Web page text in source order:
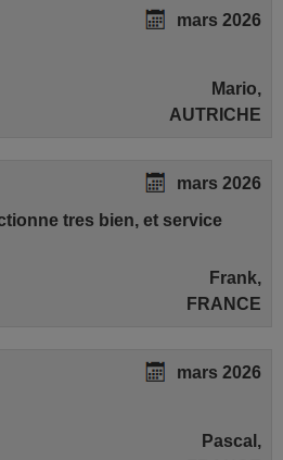
mars 2026
Mario,
AUTRICHE
mars 2026
tres bien, et service
Frank,
FRANCE
mars 2026
Pascal,